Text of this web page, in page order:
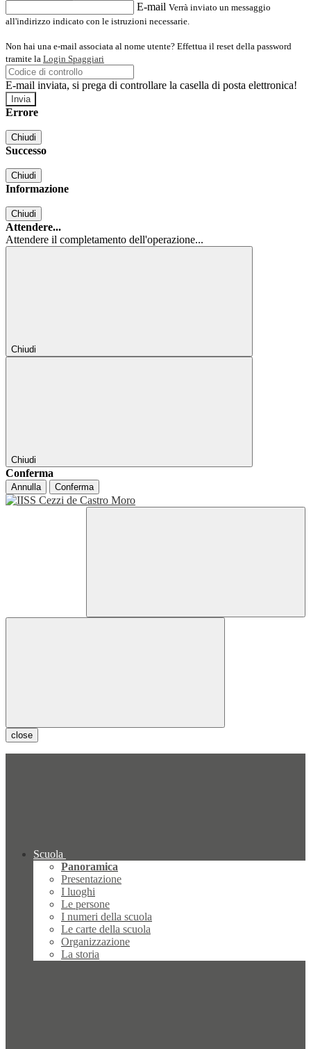
E-mail Verrà inviato un messaggio
all'indirizzo indicato con le istruzioni necessarie.
Non hai una e-mail associata al nome utente? Effettua il reset della password
tramite la Login Spaggiari
E-mail inviata, si prega di controllare la casella di posta elettronica!
Errore
Chiudi
Successo
Chiudi
Informazione
Chiudi
Attendere...
Attendere il completamento dell'operazione...
Chiudi
Chiudi
Conferma
Annulla Conferma
close
Scuola
Panoramica
Presentazione
I luoghi
Le persone
I numeri della scuola
Le carte della scuola
Organizzazione
La storia